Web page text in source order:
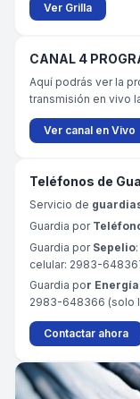
Ver Grilla
CANAL 4
Aquí podrás ver la
transmisión en vivo
Ver canal en Vivo
Teléfonos de
Servicio de
Guardia por
Guardia porSepelio
celular: 2983-
Guardia por
2983-648366 (solo
Contactar ahora